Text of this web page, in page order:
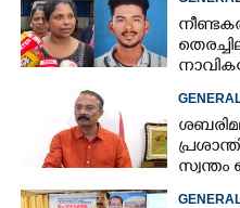
സ്വന്തം
Share